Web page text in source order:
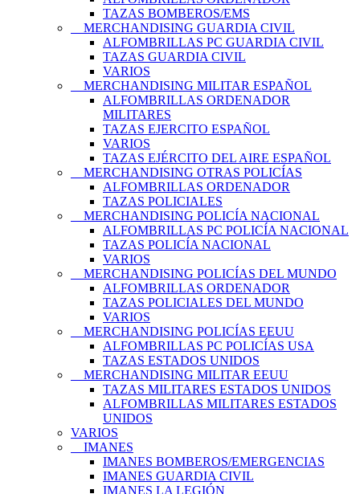
TAZAS BOMBEROS/EMS
MERCHANDISING GUARDIA CIVIL
ALFOMBRILLAS PC GUARDIA CIVIL
TAZAS GUARDIA CIVIL
VARIOS
MERCHANDISING MILITAR ESPAÑOL
ALFOMBRILLAS ORDENADOR
MILITARES
TAZAS EJERCITO ESPAÑOL
VARIOS
TAZAS EJÉRCITO DEL AIRE ESPAÑOL
MERCHANDISING OTRAS POLICÍAS
ALFOMBRILLAS ORDENADOR
TAZAS POLICIALES
MERCHANDISING POLICÍA NACIONAL
ALFOMBRILLAS PC POLICÍA NACIONAL
TAZAS POLICÍA NACIONAL
VARIOS
MERCHANDISING POLICÍAS DEL MUNDO
ALFOMBRILLAS ORDENADOR
TAZAS POLICIALES DEL MUNDO
VARIOS
MERCHANDISING POLICÍAS EEUU
ALFOMBRILLAS PC POLICÍAS USA
TAZAS ESTADOS UNIDOS
MERCHANDISING MILITAR EEUU
TAZAS MILITARES ESTADOS UNIDOS
ALFOMBRILLAS MILITARES ESTADOS
UNIDOS
VARIOS
IMANES
IMANES BOMBEROS/EMERGENCIAS
IMANES GUARDIA CIVIL
IMANES LA LEGIÓN